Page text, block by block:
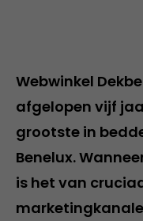
Webwinkel
afgelopen vijf
grootste in
Benelux.
is het van